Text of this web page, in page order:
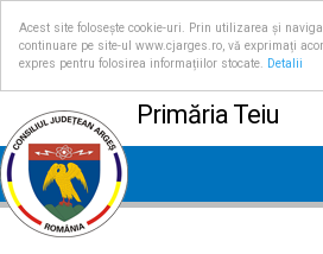
Acest site folosește cookie-uri. Prin utilizarea și
continuare pe site-ul www.cjarges.ro, vă exprimați
expres pentru folosirea informațiilor stocate.
Detalii
Primăria Teiu